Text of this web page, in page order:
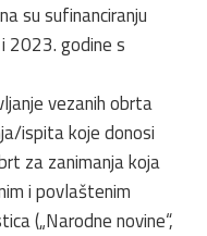
su sufinanciranju
2023. godine s
vezanih obrta
ispita koje donosi
za zanimanja koja
i povlaštenim
(„Narodne novine“,